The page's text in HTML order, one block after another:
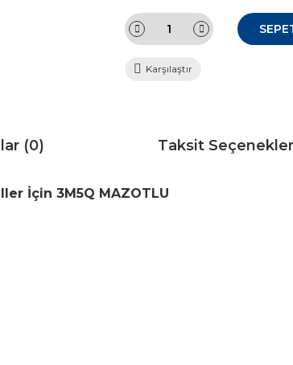
Karşılaştır
(0) Taksit
İçin 3M5Q MAZOTLU